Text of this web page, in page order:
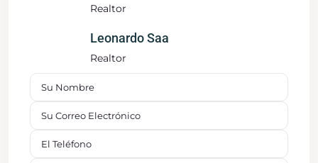
Realtor
Leonardo Saa
Realtor